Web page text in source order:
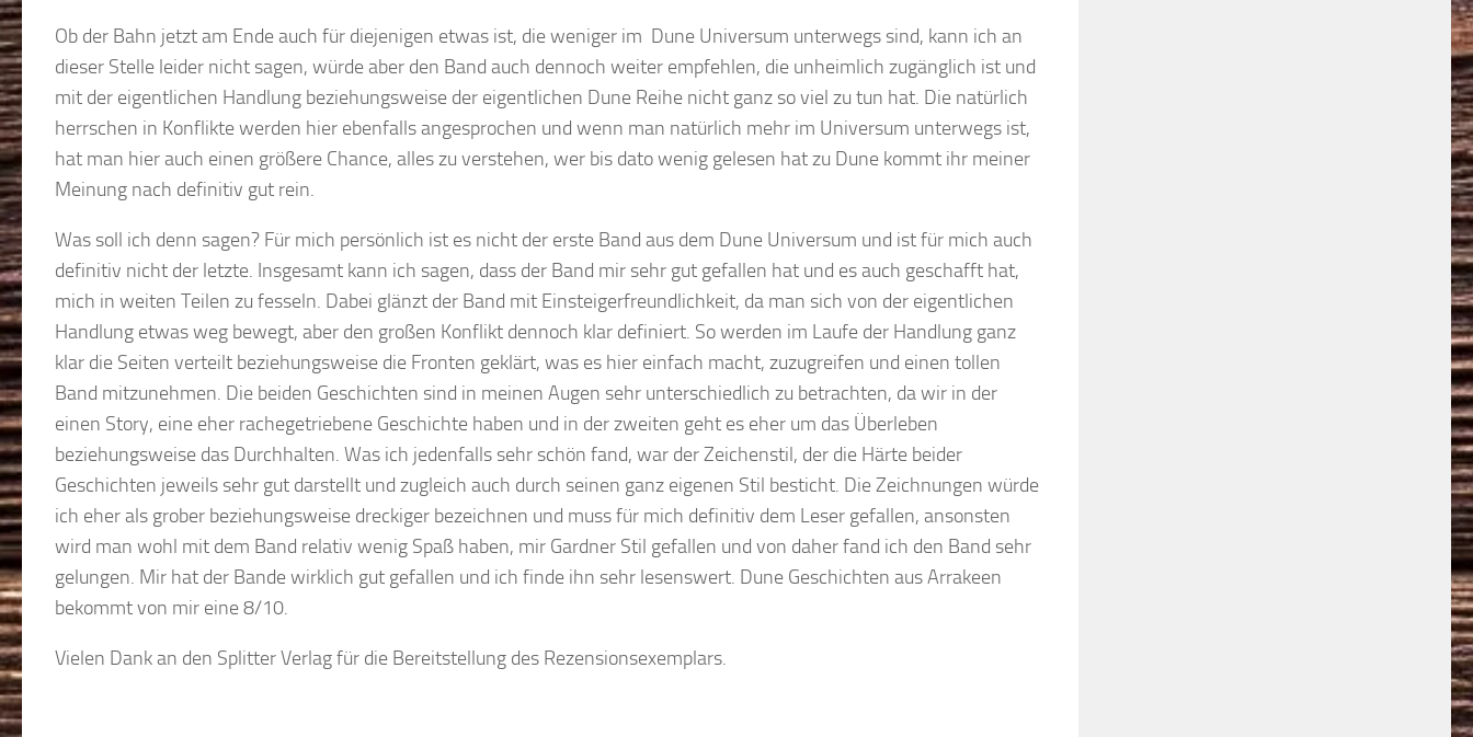
Ob der Bahn jetzt am Ende auch für diejenigen etwas ist, die weniger im Dune Universum unterwegs sind, kann ich an
dieser Stelle leider nicht sagen, würde aber den Band auch dennoch weiter empfehlen, die unheimlich zugänglich ist und
mit der eigentlichen Handlung beziehungsweise der eigentlichen Dune Reihe nicht ganz so viel zu tun hat. Die natürlich
herrschen in Konflikte werden hier ebenfalls angesprochen und wenn man natürlich mehr im Universum unterwegs ist,
hat man hier auch einen größere Chance, alles zu verstehen, wer bis dato wenig gelesen hat zu Dune kommt ihr meiner
Meinung nach definitiv gut rein.
Was soll ich denn sagen? Für mich persönlich ist es nicht der erste Band aus dem Dune Universum und ist für mich auch
definitiv nicht der letzte. Insgesamt kann ich sagen, dass der Band mir sehr gut gefallen hat und es auch geschafft hat,
mich in weiten Teilen zu fesseln. Dabei glänzt der Band mit Einsteigerfreundlichkeit, da man sich von der eigentlichen
Handlung etwas weg bewegt, aber den großen Konflikt dennoch klar definiert. So werden im Laufe der Handlung ganz
klar die Seiten verteilt beziehungsweise die Fronten geklärt, was es hier einfach macht, zuzugreifen und einen tollen
Band mitzunehmen. Die beiden Geschichten sind in meinen Augen sehr unterschiedlich zu betrachten, da wir in der
einen Story, eine eher rachegetriebene Geschichte haben und in der zweiten geht es eher um das Überleben
beziehungsweise das Durchhalten. Was ich jedenfalls sehr schön fand, war der Zeichenstil, der die Härte beider
Geschichten jeweils sehr gut darstellt und zugleich auch durch seinen ganz eigenen Stil besticht. Die Zeichnungen würde
ich eher als grober beziehungsweise dreckiger bezeichnen und muss für mich definitiv dem Leser gefallen, ansonsten
wird man wohl mit dem Band relativ wenig Spaß haben, mir Gardner Stil gefallen und von daher fand ich den Band sehr
gelungen. Mir hat der Bande wirklich gut gefallen und ich finde ihn sehr lesenswert. Dune Geschichten aus Arrakeen
bekommt von mir eine 8/10.
Vielen Dank an den Splitter Verlag für die Bereitstellung des Rezensionsexemplars.